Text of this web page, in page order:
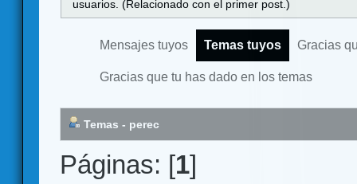
usuarios. (Relacionado con el primer post.)
Mensajes tuyos Temas tuyos Gracias
Gracias que tu has dado en los temas
Temas - perec
Páginas: [1]